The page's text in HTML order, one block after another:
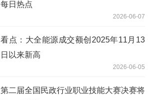
每日热点
2026-06-07
看点：大全能源成交额创2025年11月13
日以来新高
2026-06-05
第二届全国民政行业职业技能大赛决赛将